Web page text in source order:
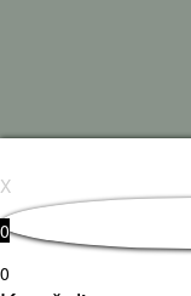
X
0
0